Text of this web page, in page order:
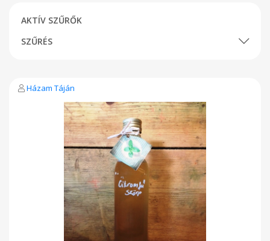
AKTÍV SZŰRŐK
SZŰRÉS
Házam Táján